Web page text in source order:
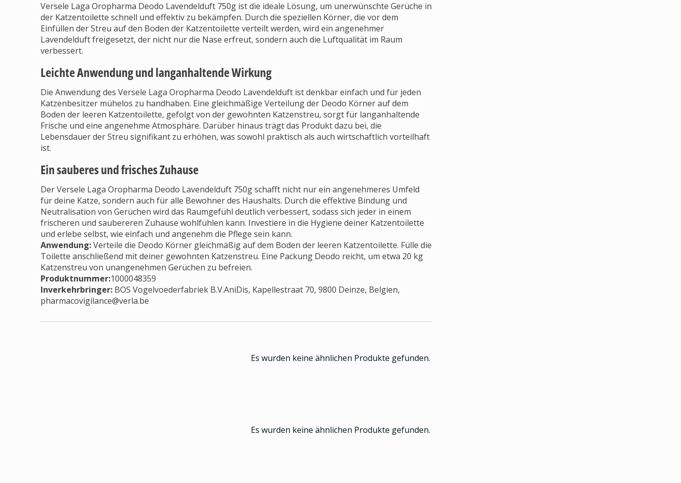
Versele Laga Oropharma Deodo Lavendelduft 750g ist die ideale Lösung, um unerwünschte Gerüche in
der Katzentoilette schnell und effektiv zu bekämpfen. Durch die speziellen Körner, die vor dem
Einfüllen der Streu auf den Boden der Katzentoilette verteilt werden, wird ein angenehmer
Lavendelduft freigesetzt, der nicht nur die Nase erfreut, sondern auch die Luftqualität im Raum
verbessert.
Leichte Anwendung und langanhaltende Wirkung
Die Anwendung des Versele Laga Oropharma Deodo Lavendelduft ist denkbar einfach und für jeden
Katzenbesitzer mühelos zu handhaben. Eine gleichmäßige Verteilung der Deodo Körner auf dem
Boden der leeren Katzentoilette, gefolgt von der gewohnten Katzenstreu, sorgt für langanhaltende
Frische und eine angenehme Atmosphäre. Darüber hinaus trägt das Produkt dazu bei, die
Lebensdauer der Streu signifikant zu erhöhen, was sowohl praktisch als auch wirtschaftlich vorteilhaft
ist.
Ein sauberes und frisches Zuhause
Der Versele Laga Oropharma Deodo Lavendelduft 750g schafft nicht nur ein angenehmeres Umfeld
für deine Katze, sondern auch für alle Bewohner des Haushalts. Durch die effektive Bindung und
Neutralisation von Gerüchen wird das Raumgefühl deutlich verbessert, sodass sich jeder in einem
frischeren und saubereren Zuhause wohlfühlen kann. Investiere in die Hygiene deiner Katzentoilette
und erlebe selbst, wie einfach und angenehm die Pflege sein kann.
Anwendung:Verteile die Deodo Körner gleichmäßig auf dem Boden der leeren Katzentoilette. Fülle die
Toilette anschließend mit deiner gewohnten Katzenstreu. Eine Packung Deodo reicht, um etwa 20 kg
Katzenstreu von unangenehmen Gerüchen zu befreien.
Produktnummer:1000048359
Inverkehrbringer: BOS Vogelvoederfabriek B.V.AniDis, Kapellestraat 70, 9800 Deinze, Belgien,
pharmacovigilance@verla.be
Es wurden keine ähnlichen Produkte gefunden.
Es wurden keine ähnlichen Produkte gefunden.